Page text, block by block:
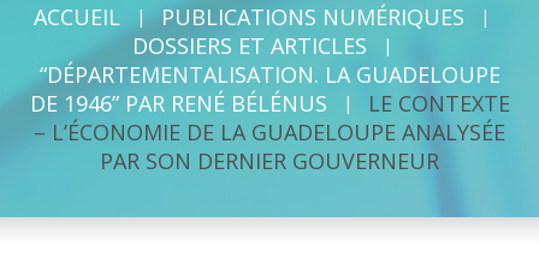
ACCUEIL
PUBLICATIONS NUMÉRIQUES
DOSSIERS ET ARTICLES
“DÉPARTEMENTALISATION. LA GUADELOUPE
DE 1946” PAR RENÉ BÉLÉNUS
LE CONTEXTE
– L’ÉCONOMIE DE LA GUADELOUPE ANALYSÉE
PAR SON DERNIER GOUVERNEUR